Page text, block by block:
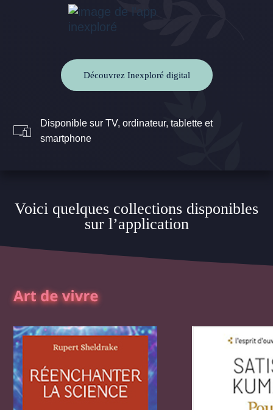
Découvrez Inexploré digital
Disponible sur TV, ordinateur, tablette et
smartphone
Voici quelques collections disponibles
sur l’application